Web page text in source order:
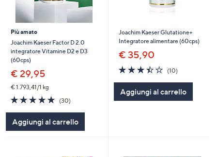
Più amato
Joachim Kaeser Factor D 2.0
integratore Vitamine D2 e D3
(60cps)
€ 29,95
€ 1.793,41/1 kg
4.7
of
Stars
(30)30
Aggiungi al carrello
Joachim Kaeser Glutatione+
Integratore alimentare (60cps)
€ 35,90
3.4
of
Stars
(10)10
Aggiungi al carrello